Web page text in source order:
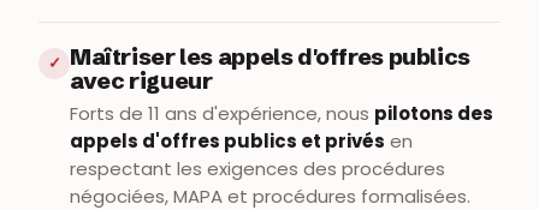
✓ Maîtriser les appels d'offres publics
avec rigueur
Forts de 11 ans d'expérience, nous pilotons des
appels d'offres publics et privés en
respectant les exigences des procédures
négociées, MAPA et procédures formalisées.